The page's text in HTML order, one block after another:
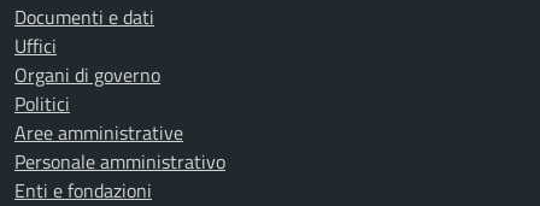
Documenti e dati
Uffici
Organi di governo
Politici
Aree amministrative
Personale amministrativo
Enti e fondazioni